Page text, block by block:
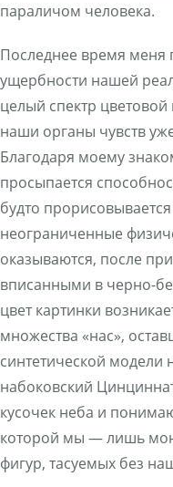
параличом человека.
Последнее время меня
ущербности нашей
целый спектр
наши органы чувств
Благодаря моему
просыпается
будто
неограниченные
оказываются, после
вписанными в черно-
цвет картинки
множества «нас»,
синтетической модели
набоковский
кусочек неба и
которой мы — лишь
фигур, тасуемых без